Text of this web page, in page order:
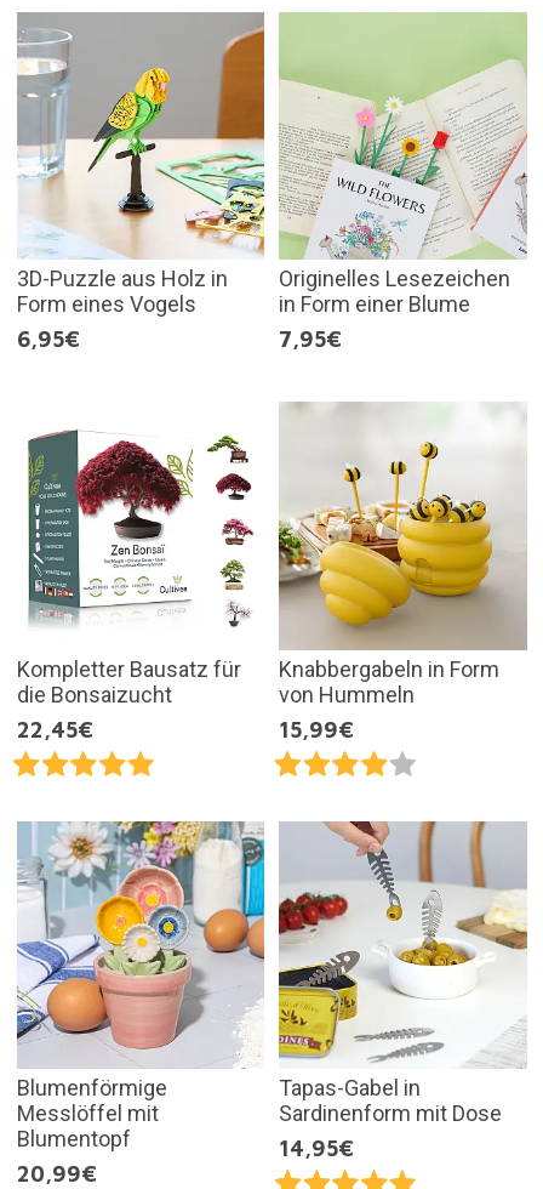
3D-Puzzle aus Holz in
Form eines Vogels
6,95€
Originelles Lesezeichen
in Form einer Blume
7,95€
Kompletter Bausatz für
die Bonsaizucht
22,45€
Knabbergabeln in Form
von Hummeln
15,99€
Blumenförmige
Messlöffel mit
Blumentopf
20,99€
Tapas-Gabel in
Sardinenform mit Dose
14,95€